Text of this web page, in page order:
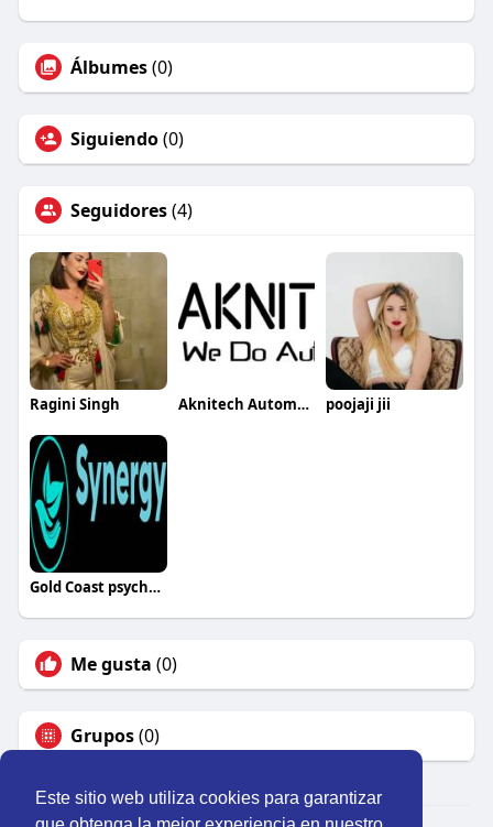
Este sitio web utiliza cookies para garantizar
Álbumes(0)
Siguiendo(0)
Seguidores(4)
Ragini Singh Aknitech Automation poojaji jii
Gold Coast psychologist
Me gusta (0)
Grupos(0)